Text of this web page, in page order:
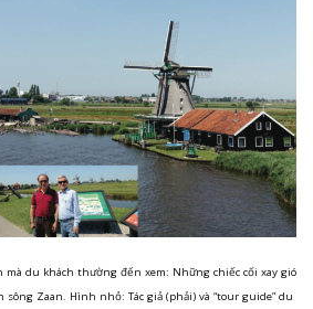
mà du khách thường đến xem: Những chiếc cối xay gió
Zaan. Hình nhỏ: Tác giả (phải) và “tour guide” du